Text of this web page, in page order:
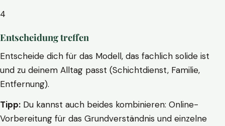
4
Entscheidung treffen
Entscheide dich für das Modell, das fachlich solide ist
und zu deinem Alltag passt (Schichtdienst, Familie,
Entfernung).
Tipp: Du kannst auch beides kombinieren: Online-
Vorbereitung für das Grundverständnis und einzelne